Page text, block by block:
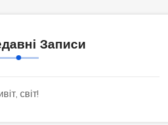
Записи
світ!